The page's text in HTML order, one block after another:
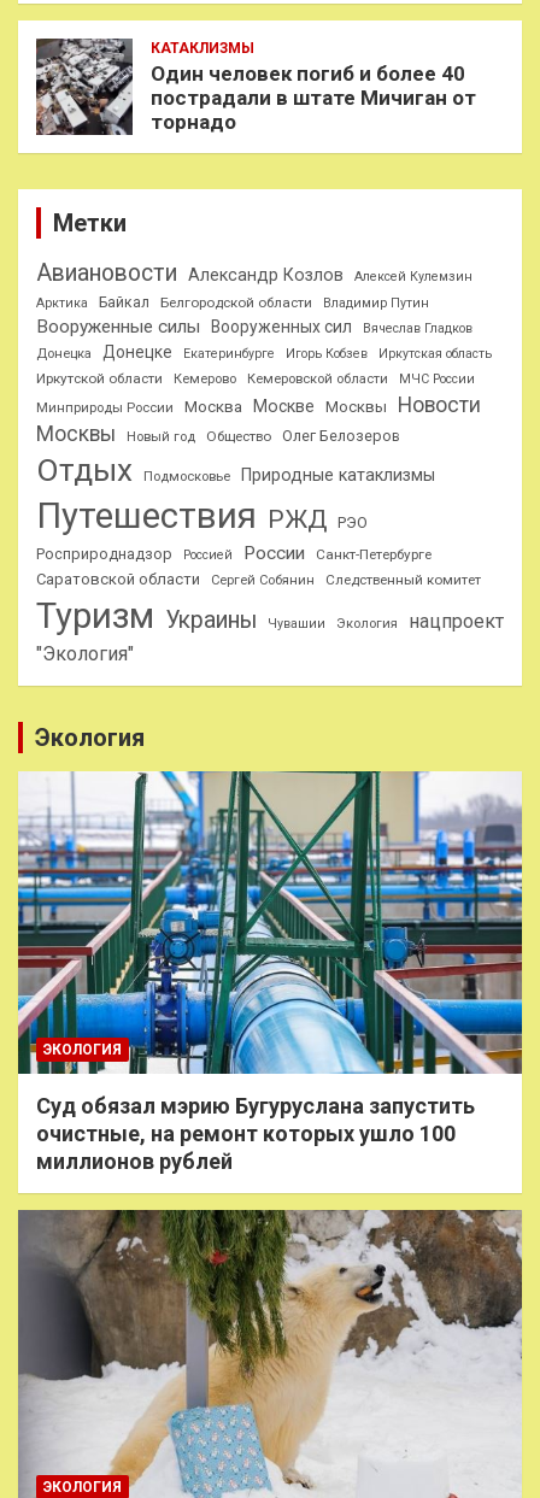
КАТАКЛИЗМЫ
Один человек погиб и более 40
пострадали в штате Мичиган от
торнадо
Метки
Авиановости Александр Козлов
Алексей Кулемзин
Арктика
Байкал Белгородской области Владимир Путин
Вооруженные силы Вооруженных сил
Вячеслав Гладков
Донецка
Донецке Екатеринбурге Игорь Кобзев Иркутская область
Иркутской области Кемерово Кемеровской области
МЧС России
Минприроды России
Москва Москве Москвы
Новости
Москвы
Новый год Общество Олег Белозеров
Отдых Подмосковье Природные катаклизмы
Путешествия РЖД РЭО
Росприроднадзор
Россией России Санкт-Петербурге
Саратовской области Сергей Собянин Следственный комитет
Туризм Украины Чувашии Экология
нацпроект
"Экология"
Экология
ЭКОЛОГИЯ
Суд обязал мэрию Бугуруслана запустить
очистные, на ремонт которых ушло 100
миллионов рублей
ЭКОЛОГИЯ